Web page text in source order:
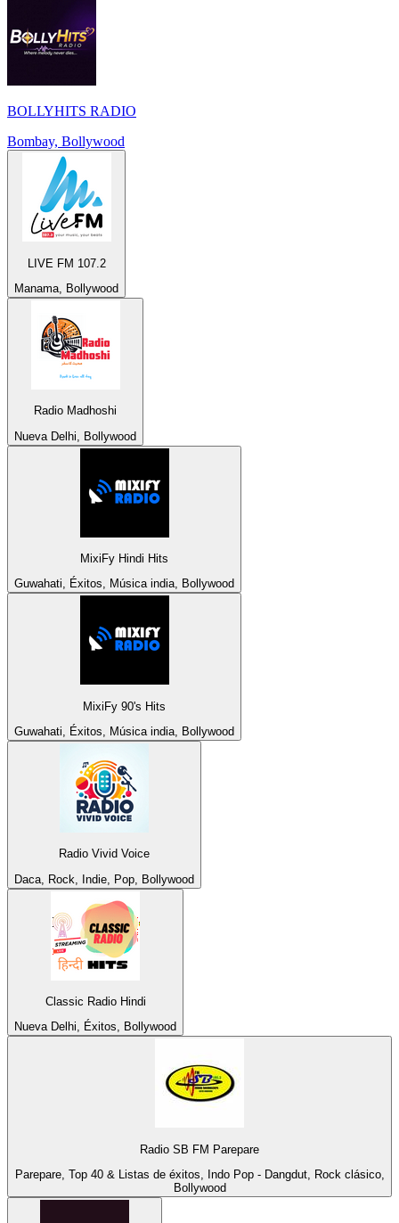
BOLLYHITS RADIO
Bombay, Bollywood
LIVE FM 107.2
Manama, Bollywood
Radio Madhoshi
Nueva Delhi, Bollywood
MixiFy Hindi Hits
Guwahati, Éxitos, Música india, Bollywood
MixiFy 90's Hits
Guwahati, Éxitos, Música india, Bollywood
Radio Vivid Voice
Daca, Rock, Indie, Pop, Bollywood
Classic Radio Hindi
Nueva Delhi, Éxitos, Bollywood
Radio SB FM Parepare
Parepare, Top 40 & Listas de éxitos, Indo Pop - Dangdut, Rock clásico,
Bollywood